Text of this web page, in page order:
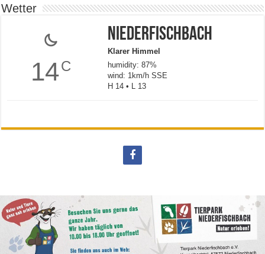
Wetter
14C
Niederfischbach
Klarer Himmel
humidity: 87%
wind: 1km/h SSE
H 14 • L 13